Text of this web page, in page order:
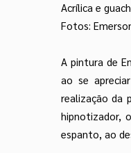
Acrílica e
Fotos:
A pintura de
ao se
realização da
hipnotizador,
espanto, ao